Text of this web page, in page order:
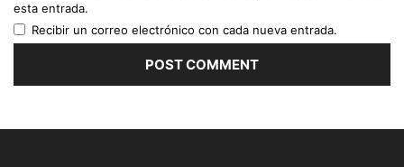
esta entrada.
Recibir un correo electrónico con cada nueva entrada.